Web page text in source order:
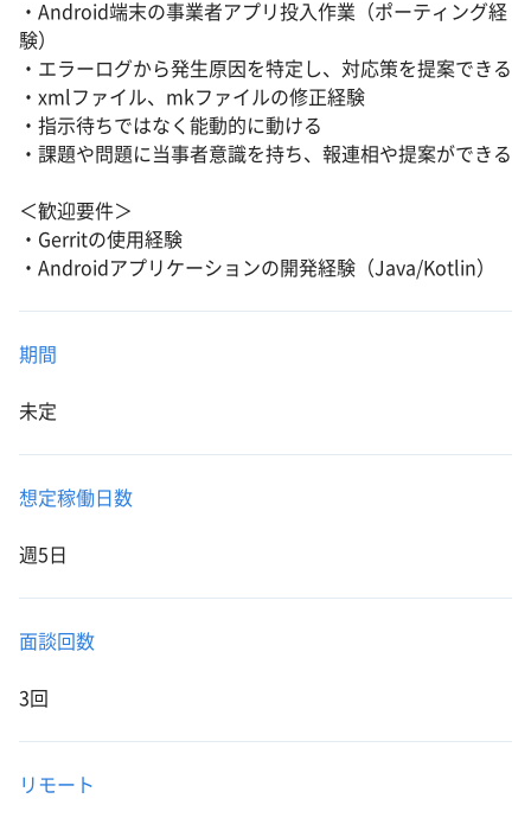
・Android端末の事業者アプリ投入作業（ポーティング経
験）
・エラーログから発生原因を特定し、対応策を提案できる
・xmlファイル、mkファイルの修正経験
・指示待ちではなく能動的に動ける
・課題や問題に当事者意識を持ち、報連相や提案ができる
＜歓迎要件＞
・Gerritの使用経験
・Androidアプリケーションの開発経験（Java/Kotlin）
期間
未定
想定稼働日数
週5日
面談回数
3回
リモート